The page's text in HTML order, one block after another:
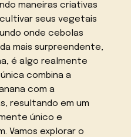
maneiras criativas
seus vegetais
onde cebolas
mais surpreendente,
é algo realmente
combina a
com a
resultando em um
único e
Vamos explorar o